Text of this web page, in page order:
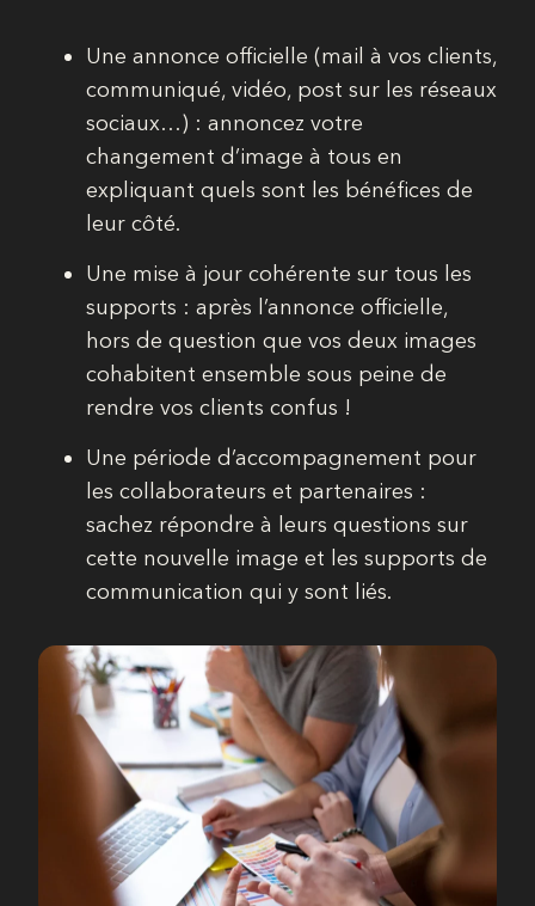
Une annonce officielle (mail à vos clients,
communiqué, vidéo, post sur les réseaux
sociaux…) : annoncez votre
changement d’image à tous en
expliquant quels sont les bénéfices de
leur côté.
Une mise à jour cohérente sur tous les
supports : après l’annonce officielle,
hors de question que vos deux images
cohabitent ensemble sous peine de
rendre vos clients confus !
Une période d’accompagnement pour
les collaborateurs et partenaires :
sachez répondre à leurs questions sur
cette nouvelle image et les supports de
communication qui y sont liés.